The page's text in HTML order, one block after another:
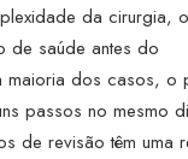
da cirurgia,
de saúde antes do
maioria dos casos, o
passos no mesmo
de revisão têm uma